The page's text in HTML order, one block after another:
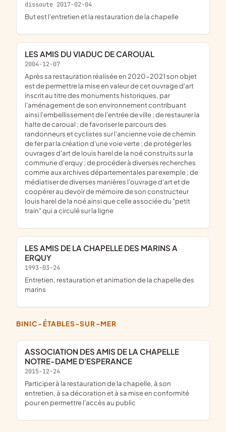
dissoute 2017-02-04
But est l'entretien et la restauration de la chapelle
LES AMIS DU VIADUC DE CAROUAL
2004-12-07
après sa restauration réalisée en 2020-2021 son objet
est de permettre la mise en valeur de cet ouvrage d'art
inscrit au titre des monuments historiques, par
l'aménagement de son environnement contribuant
ainsi l'embellissement de l'entrée de ville ; de restaurer la
halte de caroual ; de favoriser le parcours des
randonneurs et cyclistes sur l'ancienne voie de chemin
de fer par la création d'une voie verte ; de protéger les
ouvrages d'art de louis harel de la noé construits sur la
commune d'erquy ; de procéder à diverses recherches
comme aux archives départementales par exemple ; de
médiatiser de diverses manières l'ouvrage d'art et de
coopérer au devoir de mémoire de son constructeur
louis harel de la noé ainsi que celle associée du "petit
train" qui a circulé sur la ligne
LES AMIS DE LA CHAPELLE DES MARINS A
ERQUY
1993-03-24
entretien, restauration et animation de la chapelle des
marins
BINIC-ÉTABLES-SUR-MER
ASSOCIATION DES AMIS DE LA CHAPELLE
NOTRE-DAME D'ESPERANCE
2015-12-24
participer à la restauration de la chapelle, à son
entretien, à sa décoration et à sa mise en conformité
pour en permettre l'accès au public